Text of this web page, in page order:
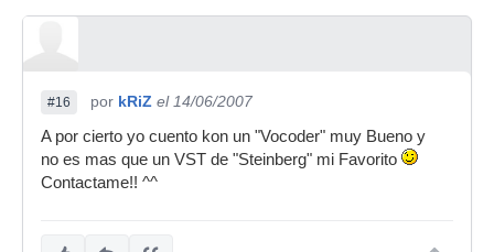
#16 por kRiZ el 14/06/2007
A por cierto yo cuento kon un "Vocoder" muy Bueno y
no es mas que un VST de "Steinberg" mi Favorito
Contactame!! ^^